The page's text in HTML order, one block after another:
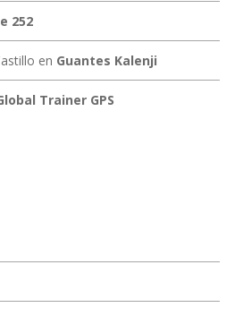
252
en Guantes Kalenji
Trainer GPS